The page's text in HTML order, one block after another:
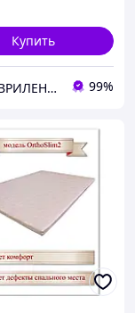
Купить
ФОП ГАВРИЛЕНКО ОЛЕКСІЙ ВОЛОДИМИРОВИЧ 99%